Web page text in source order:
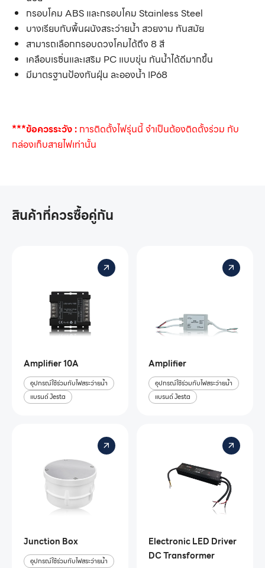
กรอบโคม ABS และกรอบโคม Stainless Steel
บางเรียบกับพื้นผนังสระว่ายน้ำ สวยงาม ทันสมัย
สามารถเลือกกรอบดวงโคมได้ถึง 8 สี
เคลือบเรซิ่นและเสริม PC แบบขุ่น กันน้ำได้ดีมากขึ้น
มีมาตรฐานป้องกันฝุ่น ละอองน้ำ IP68
***ข้อควรระวัง : การติดตั้งไฟรุ่นนี้ จำเป็นต้องติดตั้งร่วม กับ
กล่องเก็บสายไฟเท่านั้น
สินค้าที่ควรซื้อคู่กัน
Amplifier 10A
อุปกรณ์ใช้ร่วมกับไฟสระว่ายน้ำ
แบรนด์ Jesta
Amplifier
อุปกรณ์ใช้ร่วมกับไฟสระว่ายน้ำ
แบรนด์ Jesta
Junction Box
อุปกรณ์ใช้ร่วมกับไฟสระว่ายน้ำ
Electronic LED Driver
DC Transformer